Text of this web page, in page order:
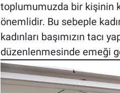
toplumumuzda bir kişinin
önemlidir. Bu sebeple
kadınları başımızın tacı
düzenlenmesinde emeği